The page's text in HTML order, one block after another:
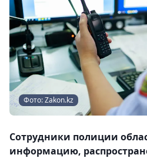
Фото: Zakon.kz
Сотрудники полиции
информацию,